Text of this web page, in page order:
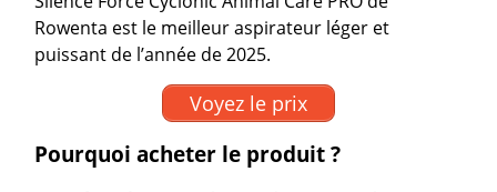
Rowenta est le meilleur aspirateur léger et
puissant de l’année de 2025.
Voyez le prix
Pourquoi acheter le produit ?